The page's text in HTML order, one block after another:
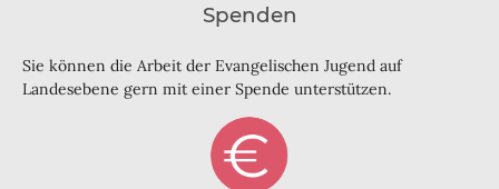
Spenden
Sie können die Arbeit der Evangelischen Jugend auf
Landesebene gern mit einer Spende unterstützen.